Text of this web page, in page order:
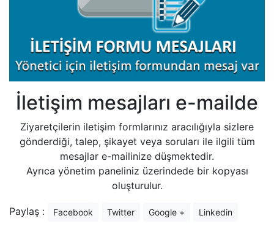
İletişim mesajları e-mailde
Ziyaretçilerin iletişim formlarınız aracılığıyla sizlere
gönderdiği, talep, şikayet veya soruları ile ilgili tüm
mesajlar e-mailinize düşmektedir.
Ayrıca yönetim paneliniz üzerindede bir kopyası
oluşturulur.
Paylaş : Facebook Twitter Google + Linkedin